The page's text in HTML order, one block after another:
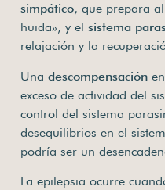
simpático, que prepara
huida», y el sistema
relajación y la
Una descompensación
exceso de actividad del
control del sistema
desequilibrios en el
podría ser un
La epilepsia ocurre